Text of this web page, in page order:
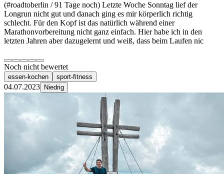
(#roadtoberlin / 91 Tage noch) Letzte Woche Sonntag lief der
Longrun nicht gut und danach ging es mir körperlich richtig
schlecht. Für den Kopf ist das natürlich während einer
Marathonvorbereitung nicht ganz einfach. Hier habe ich in den
letzten Jahren aber dazugelernt und weiß, dass beim Laufen nic
Noch nicht bewertet
essen-kochen sport-fitness
04.07.2023 Niedrig